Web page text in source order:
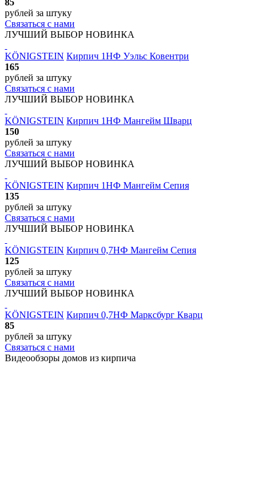
85
рублей за штуку
Связаться с нами
ЛУЧШИЙ ВЫБОР НОВИНКА
KÖNIGSTEIN Кирпич 1НФ Уэльс Ковентри
165
рублей за штуку
Связаться с нами
ЛУЧШИЙ ВЫБОР НОВИНКА
KÖNIGSTEIN Кирпич 1НФ Мангейм Шварц
150
рублей за штуку
Связаться с нами
ЛУЧШИЙ ВЫБОР НОВИНКА
KÖNIGSTEIN Кирпич 1НФ Мангейм Сепия
135
рублей за штуку
Связаться с нами
ЛУЧШИЙ ВЫБОР НОВИНКА
KÖNIGSTEIN Кирпич 0,7НФ Мангейм Сепия
125
рублей за штуку
Связаться с нами
ЛУЧШИЙ ВЫБОР НОВИНКА
KÖNIGSTEIN Кирпич 0,7НФ Марксбург Кварц
85
рублей за штуку
Связаться с нами
Видеообзоры домов из кирпича